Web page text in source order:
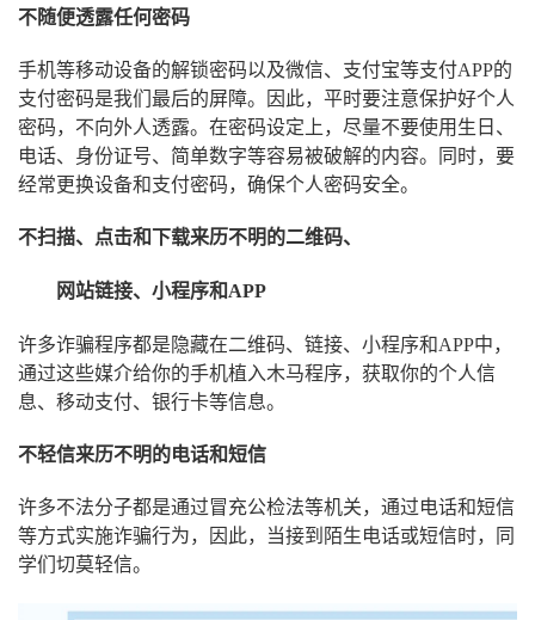
不随便透露任何密码
手机等移动设备的解锁密码以及微信、支付宝等支付APP的
支付密码是我们最后的屏障。因此，平时要注意保护好个人
密码，不向外人透露。在密码设定上，尽量不要使用生日、
电话、身份证号、简单数字等容易被破解的内容。同时，要
经常更换设备和支付密码，确保个人密码安全。
不扫描、点击和下载来历不明的二维码、
网站链接、小程序和APP
许多诈骗程序都是隐藏在二维码、链接、小程序和APP中，
通过这些媒介给你的手机植入木马程序，获取你的个人信
息、移动支付、银行卡等信息。
不轻信来历不明的电话和短信
许多不法分子都是通过冒充公检法等机关，通过电话和短信
等方式实施诈骗行为，因此，当接到陌生电话或短信时，同
学们切莫轻信。